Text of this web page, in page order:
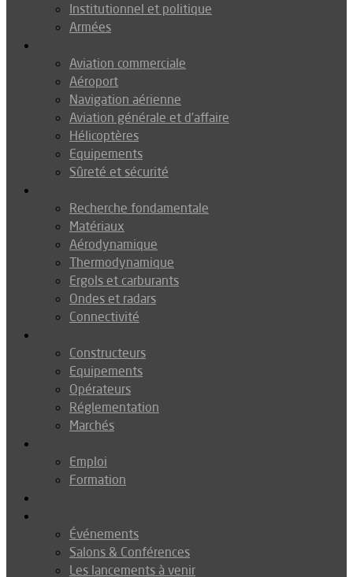
Institutionnel et politique
Armées
Aviation commerciale
Aéroport
Navigation aérienne
Aviation générale et d’affaire
Hélicoptères
Equipements
Sûreté et sécurité
Recherche fondamentale
Matériaux
Aérodynamique
Thermodynamique
Ergols et carburants
Ondes et radars
Connectivité
Constructeurs
Equipements
Opérateurs
Réglementation
Marchés
Emploi
Formation
Événements
Salons & Conférences
Les lancements à venir